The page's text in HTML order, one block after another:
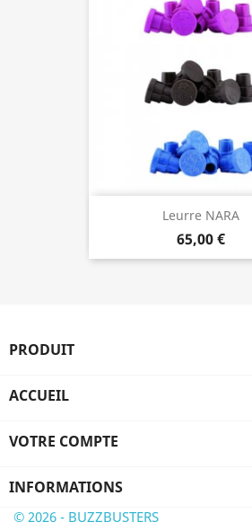
Leurre NARA
65,00 €
PRODUIT
ACCUEIL
VOTRE COMPTE
INFORMATIONS
© 2026 - BUZZBUSTERS